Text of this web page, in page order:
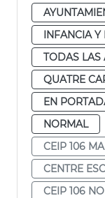
INFANCIA Y
TODAS LAS
QUATRE
EN
NORMAL
CEIP 106
CENTRE
CEIP 106